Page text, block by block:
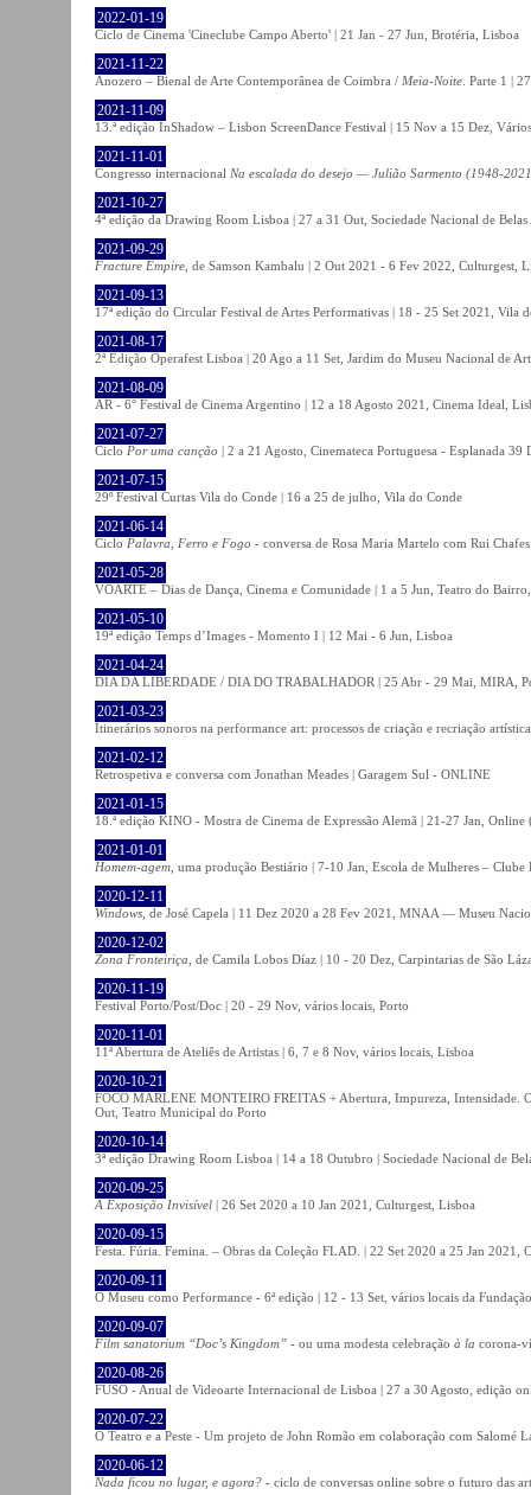
2022-01-19
Ciclo de Cinema 'Cineclube Campo Aberto' | 21 Jan - 27 Jun, Brotéria, Lisboa
2021-11-22
Anozero – Bienal de Arte Contemporânea de Coimbra / Meia-Noite . Parte 1 |
2021-11-09
13.ª edição InShadow – Lisbon ScreenDance Festival | 15 Nov a 15 Dez,
2021-11-01
Congresso internacional Na escalada do desejo — Julião Sarmento (1948-
2021-10-27
4ª edição da Drawing Room Lisboa | 27 a 31 Out, Sociedade Nacional de
2021-09-29
Fracture Empire , de Samson Kambalu | 2 Out 2021 - 6 Fev 2022, Culturgest,
2021-09-13
17ª edição do Circular Festival de Artes Performativas | 18 - 25 Set 2021, Vila
2021-08-17
2ª Edição Operafest Lisboa | 20 Ago a 11 Set, Jardim do Museu Nacional de
2021-08-09
AR - 6° Festival de Cinema Argentino | 12 a 18 Agosto 2021, Cinema Ideal,
2021-07-27
Ciclo Por uma canção | 2 a 21 Agosto, Cinemateca Portuguesa - Esplanada 39
2021-07-15
29º Festival Curtas Vila do Conde | 16 a 25 de julho, Vila do Conde
2021-06-14
Ciclo Palavra, Ferro e Fogo - conversa de Rosa Maria Martelo com Rui
2021-05-28
VOARTE – Dias de Dança, Cinema e Comunidade | 1 a 5 Jun, Teatro do
2021-05-10
19ª edição Temps d’Images - Momento I | 12 Mai - 6 Jun, Lisboa
2021-04-24
DIA DA LIBERDADE / DIA DO TRABALHADOR | 25 Abr - 29 Mai, MIRA,
2021-03-23
Itinerários sonoros na performance art: processos de criação e recriação
2021-02-12
Retrospetiva e conversa com Jonathan Meades | Garagem Sul - ONLINE
2021-01-15
18.ª edição KINO - Mostra de Cinema de Expressão Alemã | 21-27 Jan,
2021-01-01
Homem-agem , uma produção Bestiário | 7-10 Jan, Escola de Mulheres – Clube
2020-12-11
Windows , de José Capela | 11 Dez 2020 a 28 Fev 2021, MNAA — Museu
2020-12-02
Zona Fronteiriça , de Camila Lobos Díaz | 10 - 20 Dez, Carpintarias de São
2020-11-19
Festival Porto/Post/Doc | 20 - 29 Nov, vários locais, Porto
2020-11-01
11ª Abertura de Ateliês de Artistas | 6, 7 e 8 Nov, vários locais, Lisboa
2020-10-21
FOCO MARLENE MONTEIRO FREITAS + Abertura, Impureza, Intensidade.
Out, Teatro Municipal do Porto
2020-10-14
3ª edição Drawing Room Lisboa | 14 a 18 Outubro | Sociedade Nacional de
2020-09-25
A Exposição Invisível | 26 Set 2020 a 10 Jan 2021, Culturgest, Lisboa
2020-09-15
Festa. Fúria. Femina. – Obras da Coleção FLAD. | 22 Set 2020 a 25 Jan
2020-09-11
O Museu como Performance - 6ª edição | 12 - 13 Set, vários locais da
2020-09-07
Film sanatorium “Doc’s Kingdom” - ou uma modesta celebração à la corona-
2020-08-26
FUSO - Anual de Videoarte Internacional de Lisboa | 27 a 30 Agosto, edição
2020-07-22
O Teatro e a Peste - Um projeto de John Romão em colaboração com Salomé
2020-06-12
Nada ficou no lugar, e agora? - ciclo de conversas online sobre o futuro das